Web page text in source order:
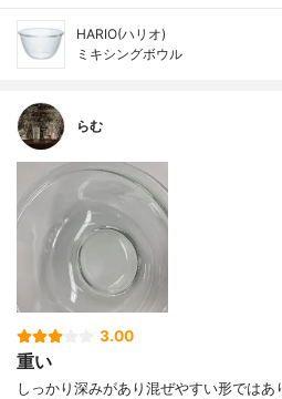
HARIO(ハリオ)
ミキシングボウル
らむ
3.00
重い
しっかり深みがあり混ぜやすい形では